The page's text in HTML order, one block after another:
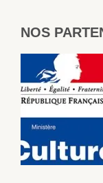
NOS